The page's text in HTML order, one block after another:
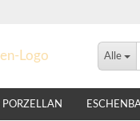
Alle
PORZELLAN